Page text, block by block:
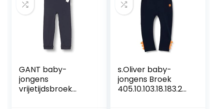
GANT baby-
jongens
vrijetijdsbroek
s.Oliver baby-
jongens Broek
405.10.103.18.183.20